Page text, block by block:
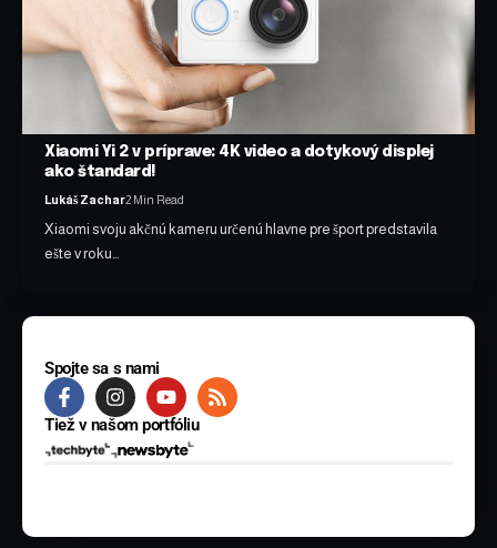
Xiaomi Yi 2 v príprave: 4K video a dotykový displej
ako štandard!
Lukáš Zachar2 Min Read
Xiaomi svoju akčnú kameru určenú hlavne pre šport predstavila
ešte v roku…
Spojte sa s nami
Tiež v našom portfóliu